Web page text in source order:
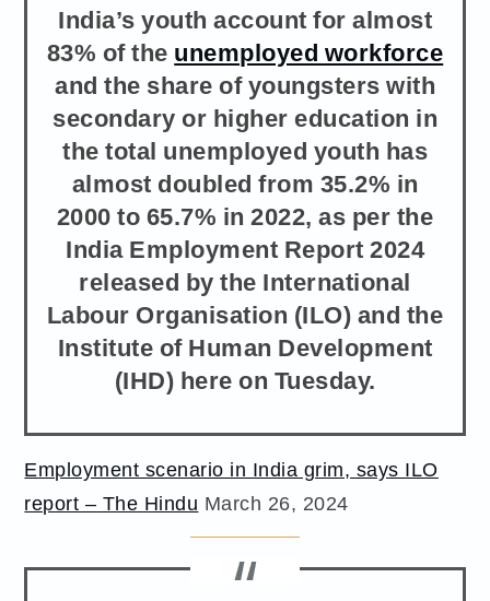
India’s youth account for almost
83% of the unemployed workforce
and the share of youngsters with
secondary or higher education in
the total unemployed youth has
almost doubled from 35.2% in
2000 to 65.7% in 2022, as per the
India Employment Report 2024
released by the International
Labour Organisation (ILO) and the
Institute of Human Development
(IHD) here on Tuesday.
Employment scenario in India grim, says ILO
report – The Hindu March 26, 2024